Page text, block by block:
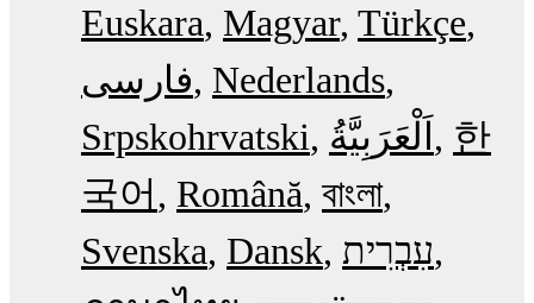
Euskara Magyar Türkçe
فارسی Nederlands
Srpskohrvatski
한
국어
Română বাংলা
Svenska Dansk עִבְרִית